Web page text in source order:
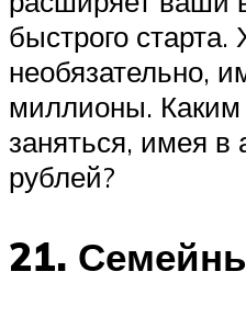
быстрого старта.
необязательно,
миллионы.
заняться, имея в
рублей?
21.